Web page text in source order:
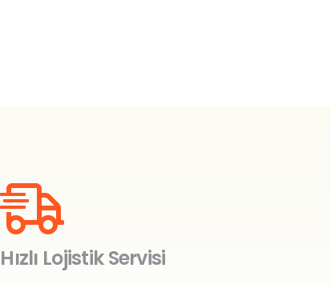
Hızlı Lojistik Servisi